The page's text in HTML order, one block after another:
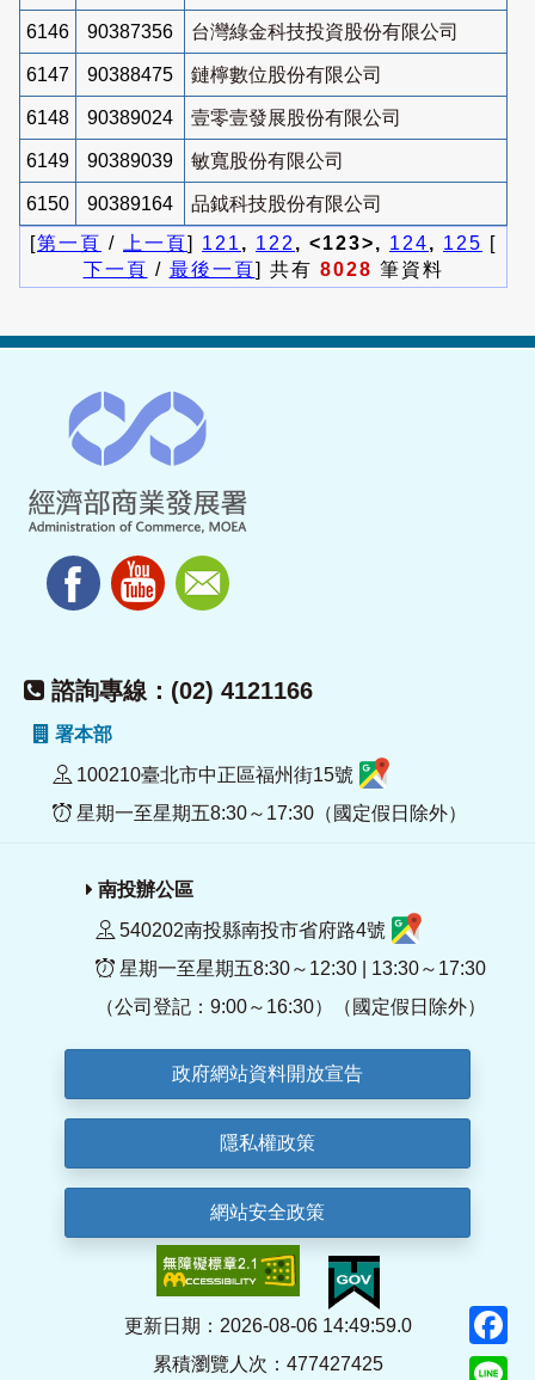
6146 90387356 台灣綠金科技投資股份有限公司
6147 90388475 鏈檸數位股份有限公司
6148 90389024 壹零壹發展股份有限公司
6149 90389039 敏寬股份有限公司
6150 90389164
品鉞科技股份有限公司
[第一頁 / 上一頁] 121 , 122 , <123>, 124, 125 [
下一頁 / 最後一頁] 共有 8028 筆資料
諮詢專線：(02) 4121166
署本部
100210臺北市中正區福州街15號
星期一至星期五8:30～17:30（國定假日除外）
南投辦公區
540202南投縣南投市省府路4號
星期一至星期五8:30～12:30 | 13:30～17:30
（公司登記：9:00～16:30）（國定假日除外）
政府網站資料開放宣告
隱私權政策
網站安全政策
更新日期：2026-08-06 14:49:59.0
累積瀏覽人次：477427425